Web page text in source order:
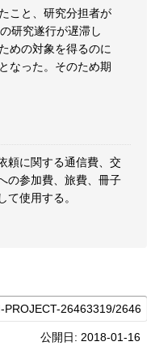
こと、研究分担者が
研究遂行が遅滞し
めの対象を得るのに
なった。そのため期
頼に関する通信費、交
の参加費、旅費、冊子
使用する。
公開日: 2018-01-16